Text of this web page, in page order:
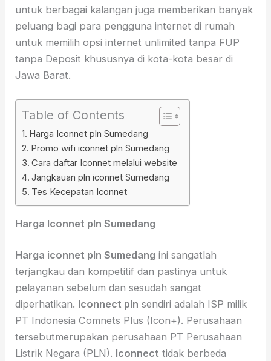
untuk berbagai kalangan juga memberikan banyak
peluang bagi para pengguna internet di rumah
untuk memilih opsi internet unlimited tanpa FUP
tanpa Deposit khususnya di kota-kota besar di
Jawa Barat.
Table of Contents
Harga Iconnet pln Sumedang
Promo wifi iconnet pln Sumedang
Cara daftar Iconnet melalui website
Jangkauan pln iconnet Sumedang
Tes Kecepatan Iconnet
Harga Iconnet pln Sumedang
Harga iconnet pln Sumedang ini sangatlah
terjangkau dan kompetitif dan pastinya untuk
pelayanan sebelum dan sesudah sangat
diperhatikan. Iconnect pln sendiri adalah ISP milik
PT Indonesia Comnets Plus (Icon+). Perusahaan
tersebutmerupakan perusahaan PT Perusahaan
Listrik Negara (PLN). Iconnect tidak berbeda